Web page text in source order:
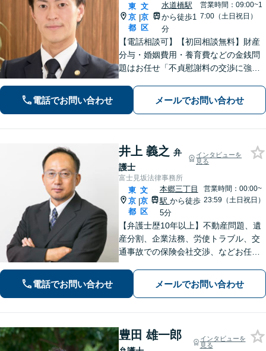
東
京
都
|
文
京
区
水道橋駅
から徒歩1
分
営業時間：09:00~1
7:00（土日祝日）
【電話相談可】【初回相談無料】財産
分与・婚姻費用・養育費などの金銭問
題はお任せ「不貞慰謝料の交渉に強
く交渉し、依頼者さまに有利な解決を
目指す「遺言書で万全な生前対策」
電話でお問い合わせ メールでお問い合わせ
井上 義之 弁
護士
インタビューを
見る
富士見坂法律事務所
東
京
都
|
文
京
区
本郷三丁目
駅 から徒歩
5分
営業時間：00:00~
23:59（土日祝日）
【弁護士歴10年以上】不動産問題、遺
産分割、企業法務、労使トラブル、交
通事故での保険会社交渉、などお任せ
ラブル解決へ導きます。【税理士や不
動産鑑定士など連携】【水道橋／本郷
電話でお問い合わせ メールでお問い合わせ
豊田 雄一郎
インタビューを
見る